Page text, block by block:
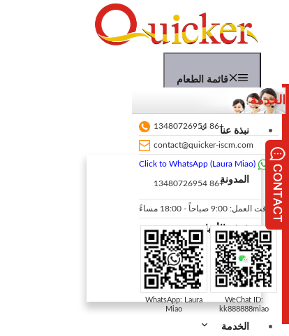
المحتوى
قائمة الطعام
نبذة عنا
المدونة
غرفة الأخبار
中文文
الخدمة
الخدمة
+86 13480726954
contact@quicker-iscm.com
+86 13480726954
وقت العمل: 9:00 صباحاً - 18:00 مساءً
WeChat ID:
kk888888miao
WhatsApp: Laura
Miao